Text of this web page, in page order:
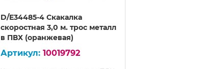
D/E34485-4 Скакалка
скоростная 3,0 м. трос металл
в ПВХ (оранжевая)
10019792